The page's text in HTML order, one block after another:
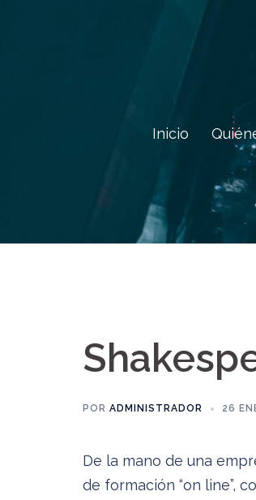
Inicio
POR ADMINISTRADOR 26
De la mano de una
de formación “on line”,